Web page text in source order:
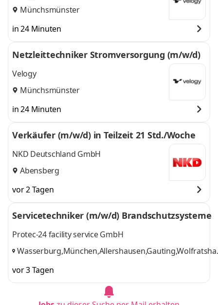
Münchsmünster
in 24 Minuten
Netzleittechniker Stromversorgung (m/w/d)
Velogy
Münchsmünster
in 24 Minuten
Verkäufer (m/w/d) in Teilzeit 21 Std./Woche
NKD Deutschland GmbH
Abensberg
vor 2 Tagen
Servicetechniker (m/w/d) Brandschutzsysteme
Protec-24 facility service GmbH
vor 3 Tagen